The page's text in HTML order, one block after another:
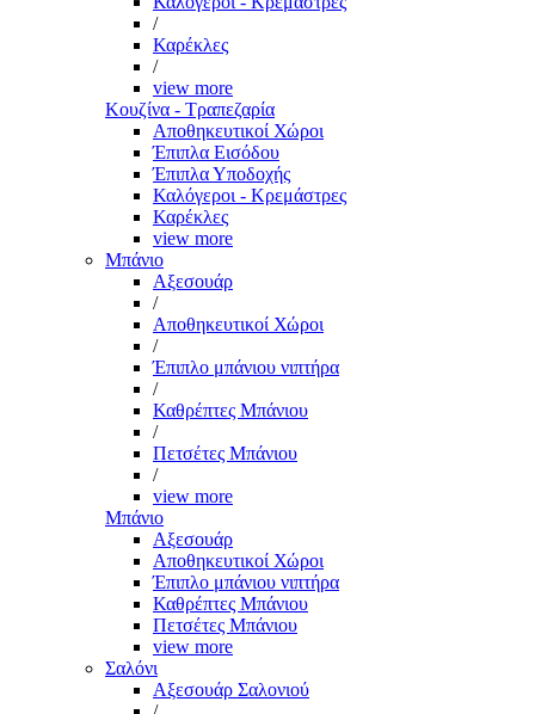
/
Καρέκλες
/
view more
Κουζίνα - Τραπεζαρία
Αποθηκευτικοί Χώροι
Έπιπλα Εισόδου
Έπιπλα Υποδοχής
Καλόγεροι - Κρεμάστρες
Καρέκλες
view more
Μπάνιο
Αξεσουάρ
/
Αποθηκευτικοί Χώροι
/
Έπιπλο μπάνιου νιπτήρα
/
Καθρέπτες Μπάνιου
/
Πετσέτες Μπάνιου
/
view more
Μπάνιο
Αξεσουάρ
Αποθηκευτικοί Χώροι
Έπιπλο μπάνιου νιπτήρα
Καθρέπτες Μπάνιου
Πετσέτες Μπάνιου
view more
Σαλόνι
Αξεσουάρ Σαλονιού